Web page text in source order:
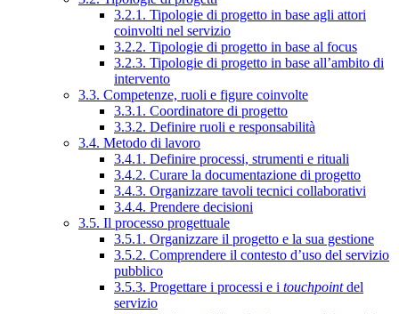
3.2.1. Tipologie di progetto in base agli attori
coinvolti nel servizio
3.2.2. Tipologie di progetto in base al focus
3.2.3. Tipologie di progetto in base all’ambito di
intervento
3.3. Competenze, ruoli e figure coinvolte
3.3.1. Coordinatore di progetto
3.3.2. Definire ruoli e responsabilità
3.4. Metodo di lavoro
3.4.1. Definire processi, strumenti e rituali
3.4.2. Curare la documentazione di progetto
3.4.3. Organizzare tavoli tecnici collaborativi
3.4.4. Prendere decisioni
3.5. Il processo progettuale
3.5.1. Organizzare il progetto e la sua gestione
3.5.2. Comprendere il contesto d’uso del servizio
pubblico
3.5.3. Progettare i processi e i touchpointdel
servizio